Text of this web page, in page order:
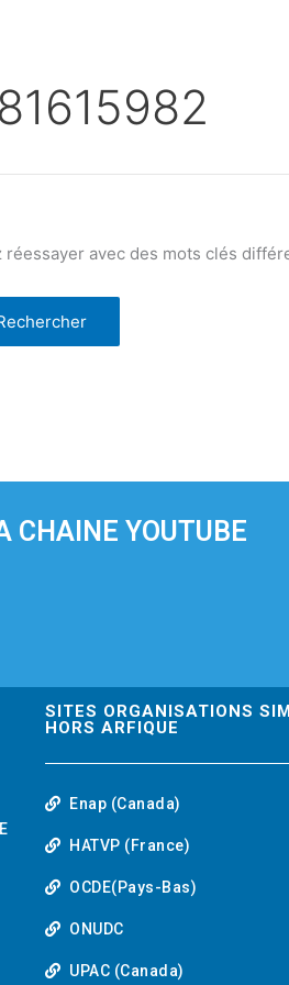
avec des mots clés
CHAINE YOUTUBE
SITES ORGANISATIONS
HORS ARFIQUE
Enap (Canada)
HATVP (France)
OCDE(Pays-Bas)
ONUDC
UPAC (Canada)